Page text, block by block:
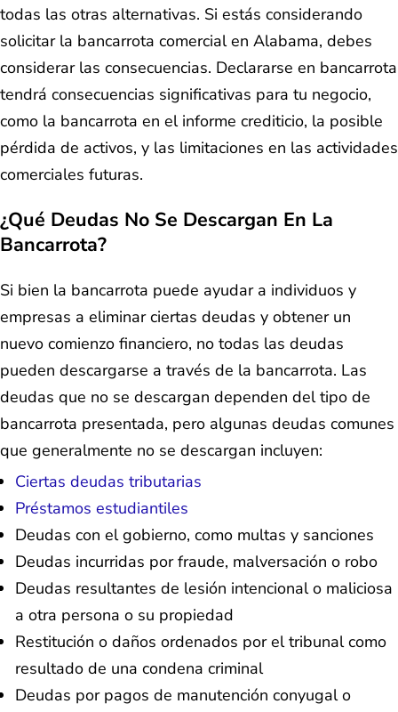
todas las otras alternativas. Si estás considerando
solicitar la bancarrota comercial en Alabama, debes
considerar las consecuencias. Declararse en bancarrota
tendrá consecuencias significativas para tu negocio,
como la bancarrota en el informe crediticio, la posible
pérdida de activos, y las limitaciones en las actividades
comerciales futuras.
¿Qué Deudas No Se Descargan En La
Bancarrota?
Si bien la bancarrota puede ayudar a individuos y
empresas a eliminar ciertas deudas y obtener un
nuevo comienzo financiero, no todas las deudas
pueden descargarse a través de la bancarrota. Las
deudas que no se descargan dependen del tipo de
bancarrota presentada, pero algunas deudas comunes
que generalmente no se descargan incluyen:
Ciertas deudas tributarias
Préstamos estudiantiles
Deudas con el gobierno, como multas y sanciones
Deudas incurridas por fraude, malversación o robo
Deudas resultantes de lesión intencional o maliciosa
a otra persona o su propiedad
Restitución o daños ordenados por el tribunal como
resultado de una condena criminal
Deudas por pagos de manutención conyugal o